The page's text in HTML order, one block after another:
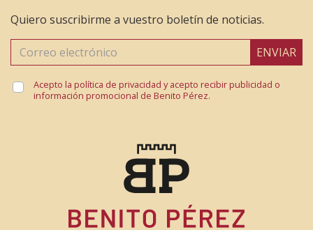
Quiero suscribirme a vuestro boletín de noticias.
ENVIAR
Acepto la política de privacidad y acepto recibir publicidad o
información promocional de Benito Pérez.